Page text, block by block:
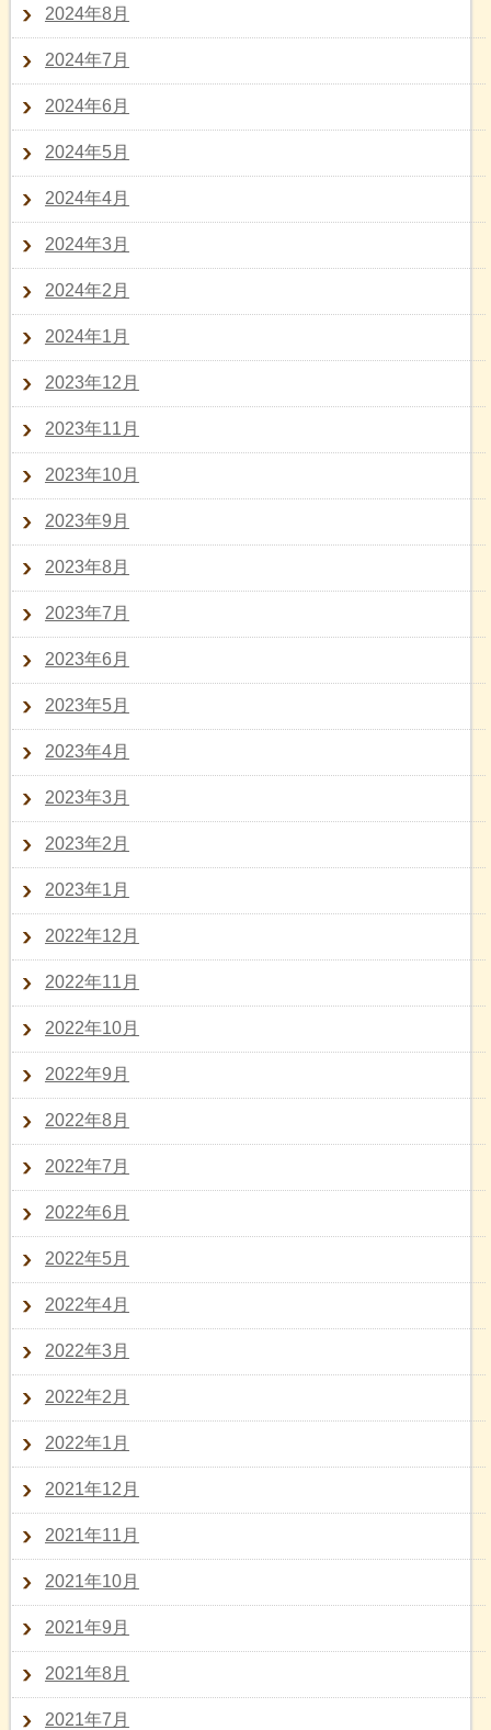
2024年8月
2024年7月
2024年6月
2024年5月
2024年4月
2024年3月
2024年2月
2024年1月
2023年12月
2023年11月
2023年10月
2023年9月
2023年8月
2023年7月
2023年6月
2023年5月
2023年4月
2023年3月
2023年2月
2023年1月
2022年12月
2022年11月
2022年10月
2022年9月
2022年8月
2022年7月
2022年6月
2022年5月
2022年4月
2022年3月
2022年2月
2022年1月
2021年12月
2021年11月
2021年10月
2021年9月
2021年8月
2021年7月